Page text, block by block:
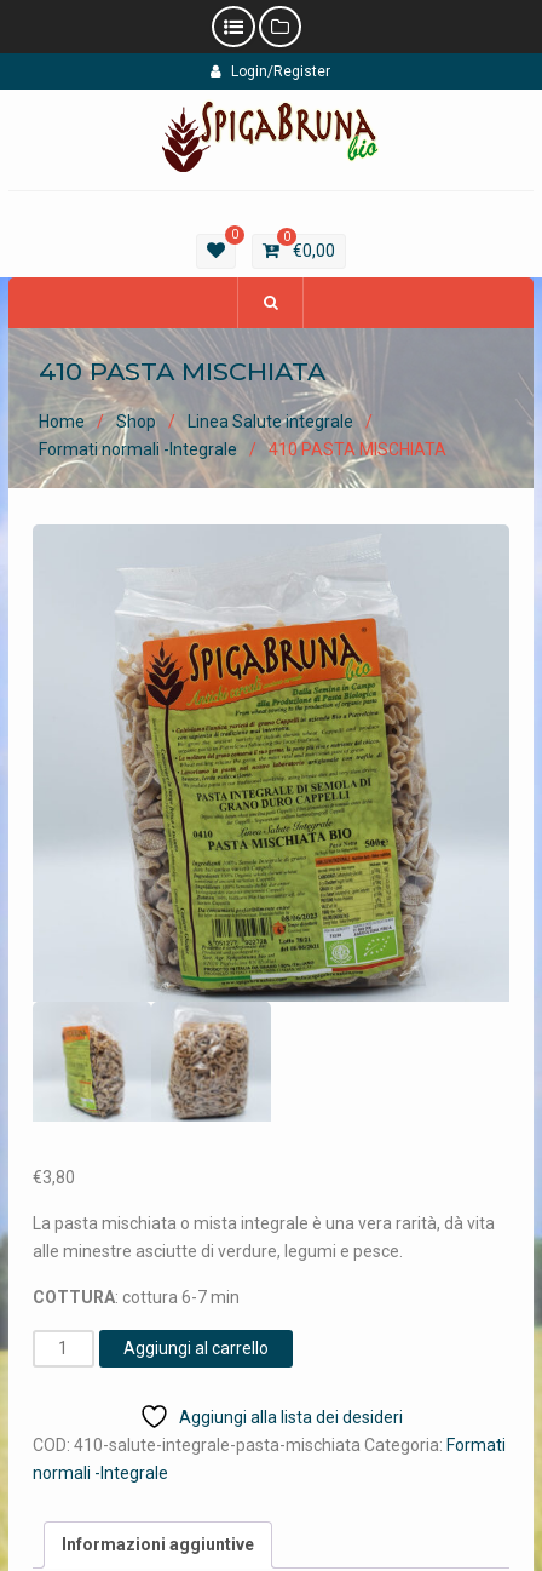
to
Login/Register
0 0
€0,00
410 PASTA MISCHIATA
Home Shop
Linea Salute integrale
Formati normali -Integrale
410 PASTA MISCHIATA
€3,80
La pasta mischiata o mista integrale è una vera rarità, dà vita
alle minestre asciutte di verdure, legumi e pesce.
COTTURA: cottura 6-7 min
410
PASTA
Aggiungi al carrello
Aggiungi alla lista dei desideri
COD: 410-salute-integrale-pasta-mischiata Categoria: Formati
normali -Integrale
Informazioni aggiuntive